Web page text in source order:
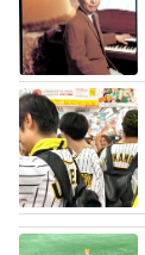
佐藤について
ンたちが「佐
り、阪神と巨